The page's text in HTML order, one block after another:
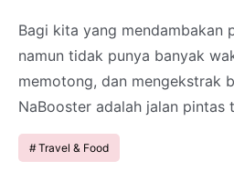
Bagi kita yang mendambakan
namun tidak punya banyak
memotong, dan mengekstrak
NaBooster adalah jalan
Travel & Food